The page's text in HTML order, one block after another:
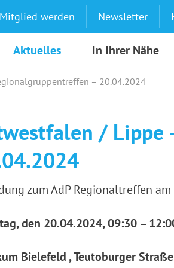
Mitglied werden Newsletter
Aktuelles In Ihrer Nähe
– 20.04.2024
/ Lippe
zum AdP Regionaltreffen am
den 20.04.2024, 09:30 –
Bielefeld , Teutoburger